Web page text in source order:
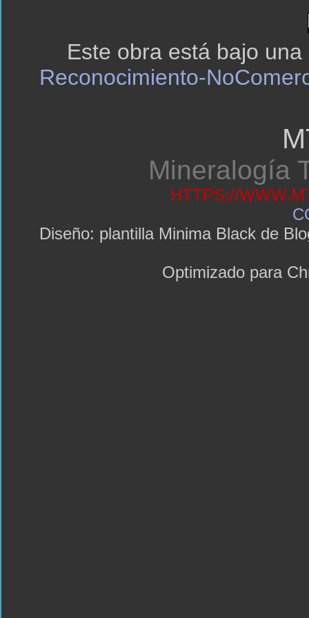
Este obra está bajo una
Reconocimiento-
Mineralogía
HTTPS://
Diseño: plantilla Minima Black de
Optimizado para